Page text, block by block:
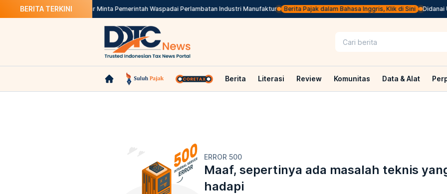
BERITA TERKINI
Makin Patuh Pajak Banggar Minta Pemerintah Waspadai Perlambatan Industri Manufaktur Berita Pajak dalam Bahasa Inggris, Klik di Sini Didanai
Berita Literasi Review Komunitas Data & Alat
ERROR 500
Maaf, sepertinya ada masalah teknis
hadapi